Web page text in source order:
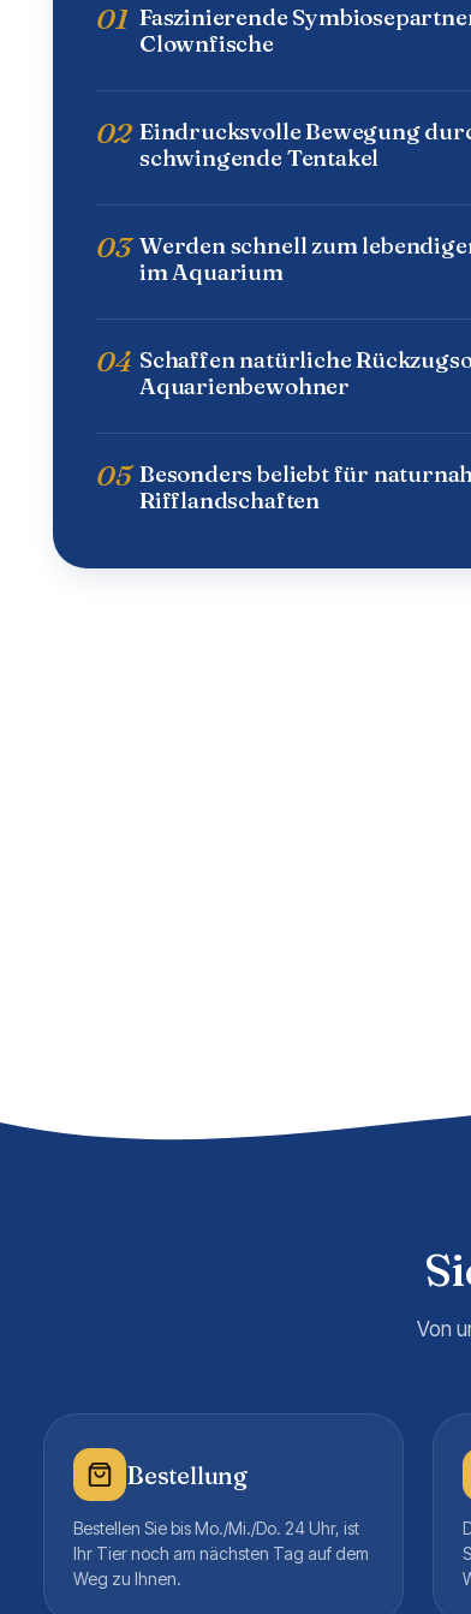
01 Faszinierende
Clownfische
02 Eindrucksvolle Bewegung
schwingende Tentakel
03 Werden schnell zum
im Aquarium
04 Schaffen natürliche
Aquarienbewohner
05 Besonders beliebt für
Rifflandschaften
Von
Bestellung
Bestellen Sie bis Mo./Mi./Do. 24 Uhr, ist
Ihr Tier noch am nächsten Tag auf dem
Weg zu Ihnen.